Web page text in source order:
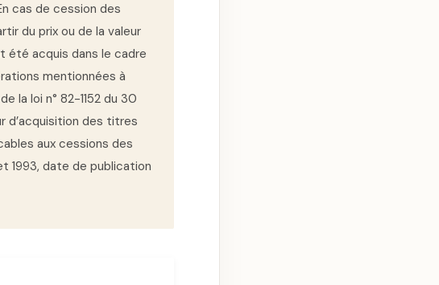
cas de cession des
du prix ou de la valeur
été acquis dans le cadre
mentionnées à
la loi n° 82-1152 du 30
d’acquisition des titres
aux cessions des
1993, date de publication